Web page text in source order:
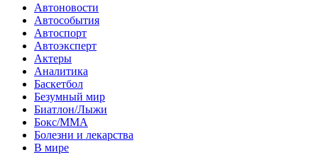
Автоновости
Автособытия
Автоспорт
Автоэксперт
Актеры
Аналитика
Баскетбол
Безумный мир
Биатлон/Лыжи
Бокс/MMA
Болезни и лекарства
В мире